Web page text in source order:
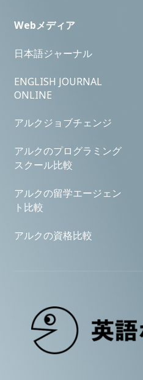
Webメディア
日本語ジャーナル
ENGLISH JOURNAL
ONLINE
アルクジョブチェンジ
アルクのプログラミング
スクール比較
アルクの留学エージェン
ト比較
アルクの資格比較